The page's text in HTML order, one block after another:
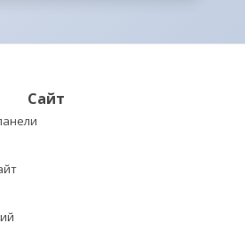
Сайт